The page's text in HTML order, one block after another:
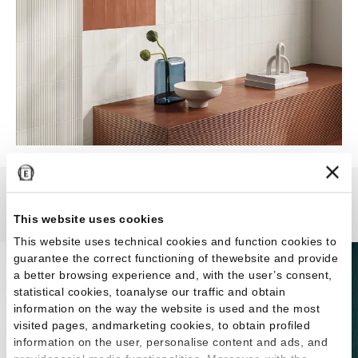
This website uses cookies
This website uses technical cookies and function cookies to
guarantee the correct functioning of thewebsite and provide
a better browsing experience and, with the user’s consent,
statistical cookies, toanalyse our traffic and obtain
information on the way the website is used and the most
visited pages, andmarketing cookies, to obtain profiled
information on the user, personalise content and ads, and
Abacus